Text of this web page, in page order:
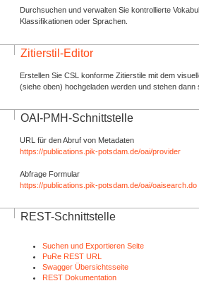
Durchsuchen und verwalten Sie kontrollierte
Klassifikationen oder Sprachen.
Zitierstil-Editor
Erstellen Sie CSL konforme Zitierstile mit dem
(siehe oben) hochgeladen werden und stehen dann
OAI-PMH-Schnittstelle
URL für den Abruf von Metadaten
https://publications.pik-potsdam.de/oai/provider
Abfrage Formular
https://publications.pik-potsdam.de/oai/oaisearch.do
REST-Schnittstelle
Suchen und Exportieren Seite
PuRe REST URL
Swagger Übersichtsseite
REST Dokumentation